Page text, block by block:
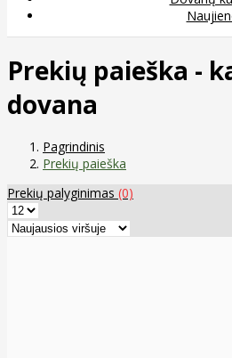
Prekių paieška -
dovana
Pagrindinis
Prekių paieška
Prekių palyginimas (0)